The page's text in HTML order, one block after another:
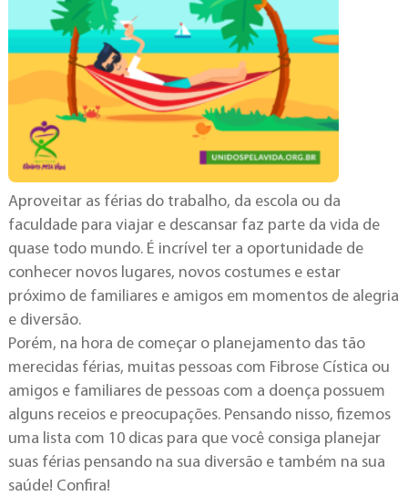
Aproveitar as férias do trabalho, da escola ou da
faculdade para viajar e descansar faz parte da vida de
quase todo mundo. É incrível ter a oportunidade de
conhecer novos lugares, novos costumes e estar
próximo de familiares e amigos em momentos de alegria
e diversão.
Porém, na hora de começar o planejamento das tão
merecidas férias, muitas pessoas com Fibrose Cística ou
amigos e familiares de pessoas com a doença possuem
alguns receios e preocupações. Pensando nisso, fizemos
uma lista com 10 dicas para que você consiga planejar
suas férias pensando na sua diversão e também na sua
saúde! Confira!